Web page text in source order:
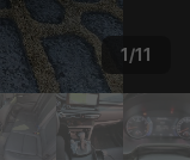
1/11